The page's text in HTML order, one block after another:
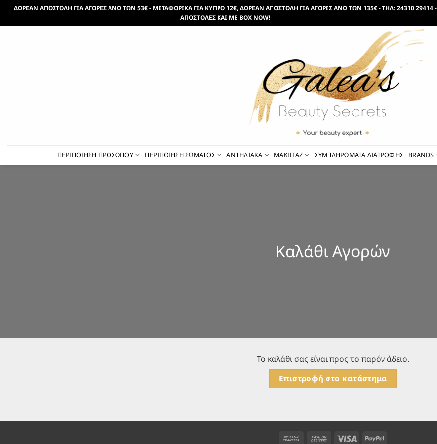
Μετάβαση
ΔΩΡΕΑΝ ΑΠΟΣΤΟΛΗ ΓΙΑ ΑΓΟΡΕΣ ΑΝΩ ΤΩΝ 53€ - ΜΕΤΑΦΟΡΙΚΑ ΓΙΑ ΚΥΠΡΟ 12€, ΔΩΡΕΑΝ ΑΠΟΣΤΟΛΗ ΓΙΑ ΑΓΟΡΕΣ ΑΝΩ ΤΩΝ 135€ - ΤΗΛ: 24310 29414 -
ΑΠΟΣΤΟΛΕΣ ΚΑΙ ΜΕ BOX NOW!
ΠΕΡΙΠΟΙΗΣΗ ΠΡΟΣΩΠΟΥ ΠΕΡΙΠΟΙΗΣΗ ΣΩΜΑΤΟΣ ΑΝΤΗΛΙΑΚΑ ΜΑΚΙΓΙΑΖ ΣΥΜΠΛΗΡΩΜΑΤΑ ΔΙΑΤΡΟΦΗΣ BRANDS
Καλάθι Αγορών
Το καλάθι σας είναι προς το παρόν άδειο.
Επιστροφή στο κατάστημα
Bank
Cash
Visa PayPal